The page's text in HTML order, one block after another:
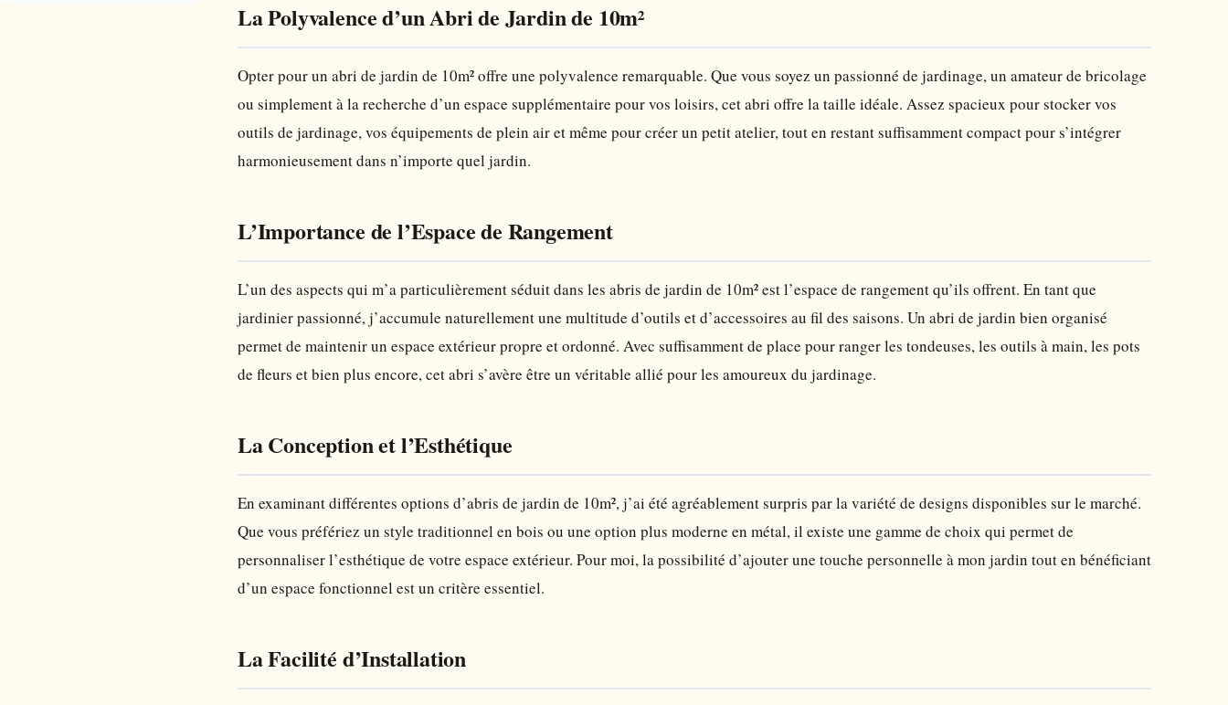
La Polyvalence d’un Abri de Jardin de 10m²
Opter pour un abri de jardin de 10m² offre une polyvalence remarquable. Que vous soyez un passionné de jardinage, un amateur de bricolage
ou simplement à la recherche d’un espace supplémentaire pour vos loisirs, cet abri offre la taille idéale. Assez spacieux pour stocker vos
outils de jardinage, vos équipements de plein air et même pour créer un petit atelier, tout en restant suffisamment compact pour s’intégrer
harmonieusement dans n’importe quel jardin.
L’Importance de l’Espace de Rangement
L’un des aspects qui m’a particulièrement séduit dans les abris de jardin de 10m² est l’espace de rangement qu’ils offrent. En tant que
jardinier passionné, j’accumule naturellement une multitude d’outils et d’accessoires au fil des saisons. Un abri de jardin bien organisé
permet de maintenir un espace extérieur propre et ordonné. Avec suffisamment de place pour ranger les tondeuses, les outils à main, les pots
de fleurs et bien plus encore, cet abri s’avère être un véritable allié pour les amoureux du jardinage.
La Conception et l’Esthétique
En examinant différentes options d’abris de jardin de 10m², j’ai été agréablement surpris par la variété de designs disponibles sur le marché.
Que vous préfériez un style traditionnel en bois ou une option plus moderne en métal, il existe une gamme de choix qui permet de
personnaliser l’esthétique de votre espace extérieur. Pour moi, la possibilité d’ajouter une touche personnelle à mon jardin tout en bénéficiant
d’un espace fonctionnel est un critère essentiel.
La Facilité d’Installation